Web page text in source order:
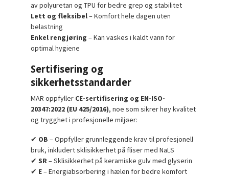
av polyuretan og TPU for bedre grep og stabilitet
Lett og fleksibel– Komfort hele dagen uten
belastning
Enkel rengjøring – Kan vaskes i kaldt vann for
optimal hygiene
Sertifisering og
sikkerhetsstandarder
MAR oppfyller CE-sertifisering og EN-ISO-
20347:2022 (EU 425/2016), noe som sikrer høy kvalitet
og trygghet i profesjonelle miljøer:
✔ OB – Oppfyller grunnleggende krav til profesjonell
bruk, inkludert sklisikkerhet på fliser med NaLS
✔SR– Sklisikkerhet på keramiske gulv med glyserin
✔ E– Energiabsorbering i hælen for bedre komfort